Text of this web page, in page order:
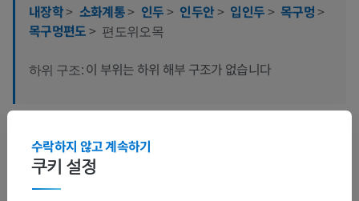
내장학> 소화계통> 인두> 인두안> 입인두> 목구멍>
목구멍편도> 편도위오목
하위 구조: 이 부위는 하위 해부 구조가 없습니다
인간 비교 해부학
쿠키 설정
수락하지 않고 계속하기